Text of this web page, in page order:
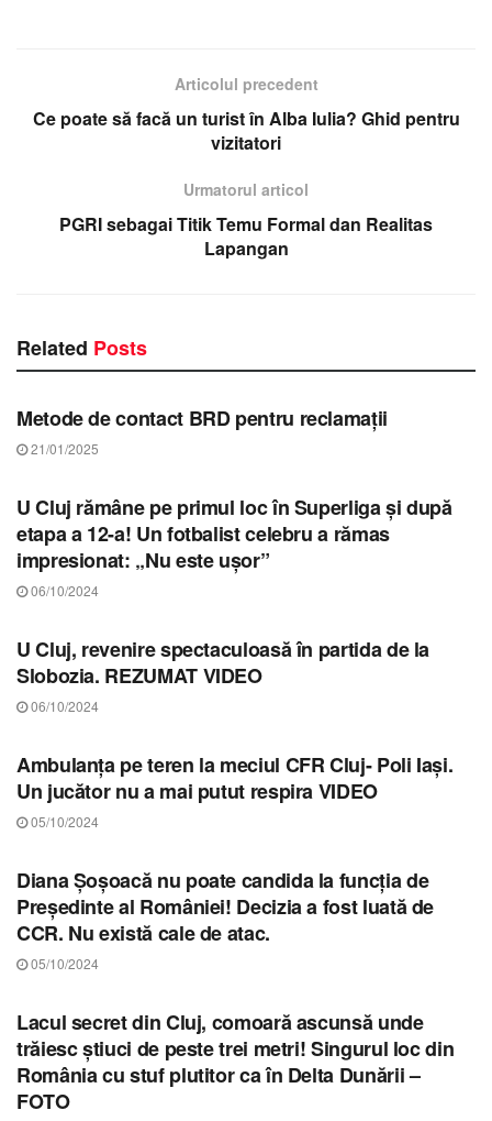
Articolul precedent
Ce poate să facă un turist în Alba Iulia? Ghid pentru
vizitatori
Urmatorul articol
PGRI sebagai Titik Temu Formal dan Realitas
Lapangan
Related Posts
STIRI CLUJ
Metode de contact BRD pentru reclamații
21/01/2025
U Cluj rămâne pe primul loc în Superliga și după
etapa a 12-a! Un fotbalist celebru a rămas
impresionat: „Nu este ușor”
06/10/2024
U Cluj, revenire spectaculoasă în partida de la
Slobozia. REZUMAT VIDEO
06/10/2024
Ambulanța pe teren la meciul CFR Cluj- Poli Iași.
Un jucător nu a mai putut respira VIDEO
05/10/2024
Diana Șoșoacă nu poate candida la funcția de
Președinte al României! Decizia a fost luată de
CCR. Nu există cale de atac.
05/10/2024
Lacul secret din Cluj, comoară ascunsă unde
trăiesc știuci de peste trei metri! Singurul loc din
România cu stuf plutitor ca în Delta Dunării –
FOTO